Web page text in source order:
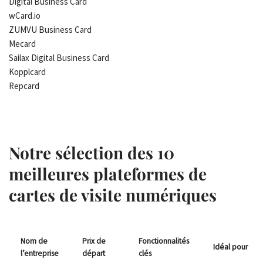
wCard.io
ZUMVU Business Card
Mecard
Sailax Digital Business Card
Kopplcard
Repcard
Notre sélection des 10
meilleures plateformes de
cartes de visite numériques
Nom de
l’entreprise
Prix de
départ
Fonctionnalités
clés
Idéal pour